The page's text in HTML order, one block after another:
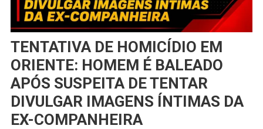
TENTATIVA DE HOMICÍDIO EM
ORIENTE: HOMEM É BALEADO
APÓS SUSPEITA DE TENTAR
DIVULGAR IMAGENS ÍNTIMAS DA
EX-COMPANHEIRA